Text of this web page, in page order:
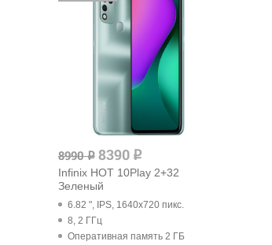
8990q 8390 q
Infinix HOT 10Play 2+32
Зеленый
6.82 ", IPS, 1640x720 пикс.
8, 2 ГГц
Оперативная память 2 ГБ